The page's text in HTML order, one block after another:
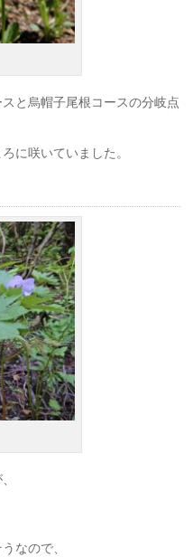
と烏帽子尾根コースの分岐点
に咲いていました。
なので、